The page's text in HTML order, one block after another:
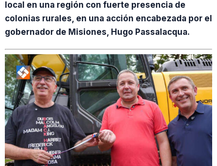
local en una región con fuerte presencia de
colonias rurales, en una acción encabezada por el
gobernador de Misiones, Hugo Passalacqua.